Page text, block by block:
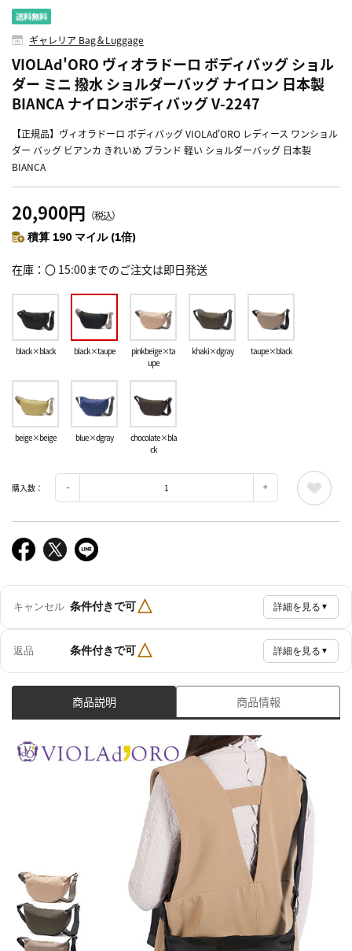
ギャレリア Bag＆Luggage
VIOLAd'ORO ヴィオラドーロ ボディバッグ ショル
ダー ミニ 撥水 ショルダーバッグ ナイロン 日本製
BIANCA ナイロンボディバッグ V-2247
【正規品】ヴィオラドーロ ボディバッグ VIOLAd'ORO レディース ワンショル
ダー バッグ ビアンカ きれいめ ブランド 軽い ショルダーバッグ 日本製
BIANCA
20,900円 （税込）
積算 190 マイル (1倍)
在庫 〇 15:00までのご注文は即日発送
black×black black×taupe
pinkbeige×ta
upe
khaki×dgray taupe×black
beige×beige blue×dgray
chocolate×bla
ck
購入数：
キャンセル 条件付きで可△ 詳細を見る ▼
返品 条件付きで可△ 詳細を見る ▼
商品説明 商品情報